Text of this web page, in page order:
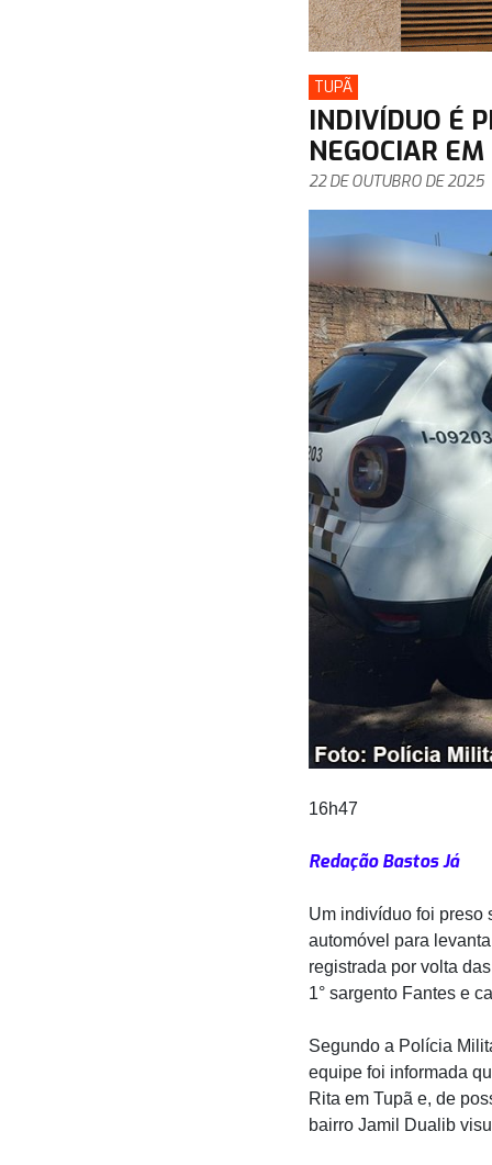
TUPÃ
INDIVÍDUO É
NEGOCIAR EM
22 DE OUTUBRO DE 2025
16h47
Redação Bastos Já
Um indivíduo foi preso
automóvel para
registrada por volta
1° sargento Fantes e
Segundo a Polícia
equipe foi informada
Rita em Tupã e, de
bairro Jamil Dualib